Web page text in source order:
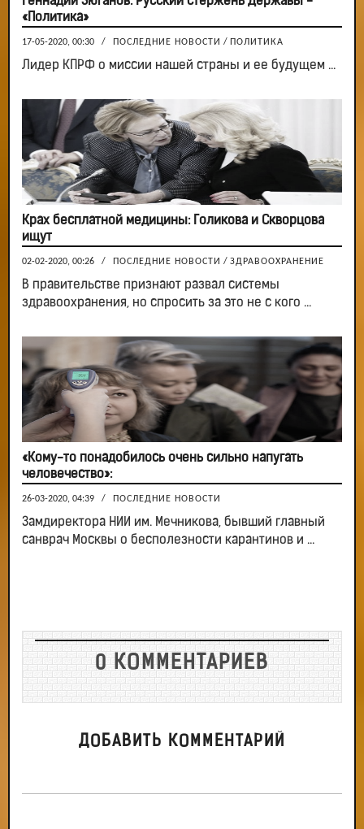
«Политика»
17-05-2020, 00:30 / ПОСЛЕДНИЕ НОВОСТИ / ПОЛИТИКА
Лидер КПРФ о миссии нашей страны и ее будущем ...
Крах бесплатной медицины: Голикова и Скворцова
ищут
02-02-2020, 00:26 / ПОСЛЕДНИЕ НОВОСТИ / ЗДРАВООХРАНЕНИЕ
В правительстве признают развал системы
здравоохранения, но спросить за это не с кого ...
«Кому-то понадобилось очень сильно напугать
человечество»:
26-03-2020, 04:39 / ПОСЛЕДНИЕ НОВОСТИ
Замдиректора НИИ им. Мечникова, бывший главный
санврач Москвы о бесполезности карантинов и ...
0 КОММЕНТАРИЕВ
ДОБАВИТЬ КОММЕНТАРИЙ